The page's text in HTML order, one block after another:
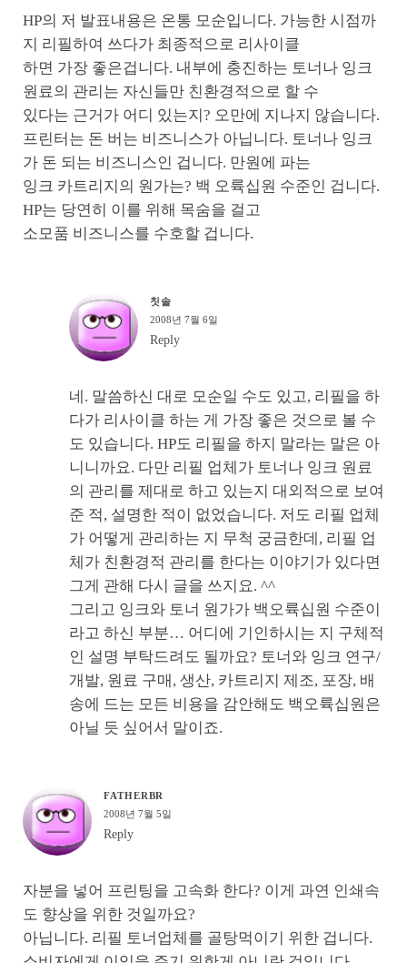
HP의 저 발표내용은 온통 모순입니다. 가능한 시점까
지 리필하여 쓰다가 최종적으로 리사이클
하면 가장 좋은겁니다. 내부에 충진하는 토너나 잉크
원료의 관리는 자신들만 친환경적으로 할 수
있다는 근거가 어디 있는지? 오만에 지나지 않습니다.
프린터는 돈 버는 비즈니스가 아닙니다. 토너나 잉크
가 돈 되는 비즈니스인 겁니다. 만원에 파는
잉크 카트리지의 원가는? 백 오륙십원 수준인 겁니다.
HP는 당연히 이를 위해 목숨을 걸고
소모품 비즈니스를 수호할 겁니다.
칫솔
2008년 7월 6일
Reply
네. 말씀하신 대로 모순일 수도 있고, 리필을 하
다가 리사이클 하는 게 가장 좋은 것으로 볼 수
도 있습니다. HP도 리필을 하지 말라는 말은 아
니니까요. 다만 리필 업체가 토너나 잉크 원료
의 관리를 제대로 하고 있는지 대외적으로 보여
준 적, 설명한 적이 없었습니다. 저도 리필 업체
가 어떻게 관리하는 지 무척 궁금한데, 리필 업
체가 친환경적 관리를 한다는 이야기가 있다면
그게 관해 다시 글을 쓰지요. ^^
그리고 잉크와 토너 원가가 백오륙십원 수준이
라고 하신 부분… 어디에 기인하시는 지 구체적
인 설명 부탁드려도 될까요? 토너와 잉크 연구/
개발, 원료 구매, 생산, 카트리지 제조, 포장, 배
송에 드는 모든 비용을 감안해도 백오륙십원은
아닐 듯 싶어서 말이죠.
FATHERBR
2008년 7월 5일
Reply
자분을 넣어 프린팅을 고속화 한다? 이게 과연 인쇄속
도 향상을 위한 것일까요?
아닙니다. 리필 토너업체를 골탕먹이기 위한 겁니다.